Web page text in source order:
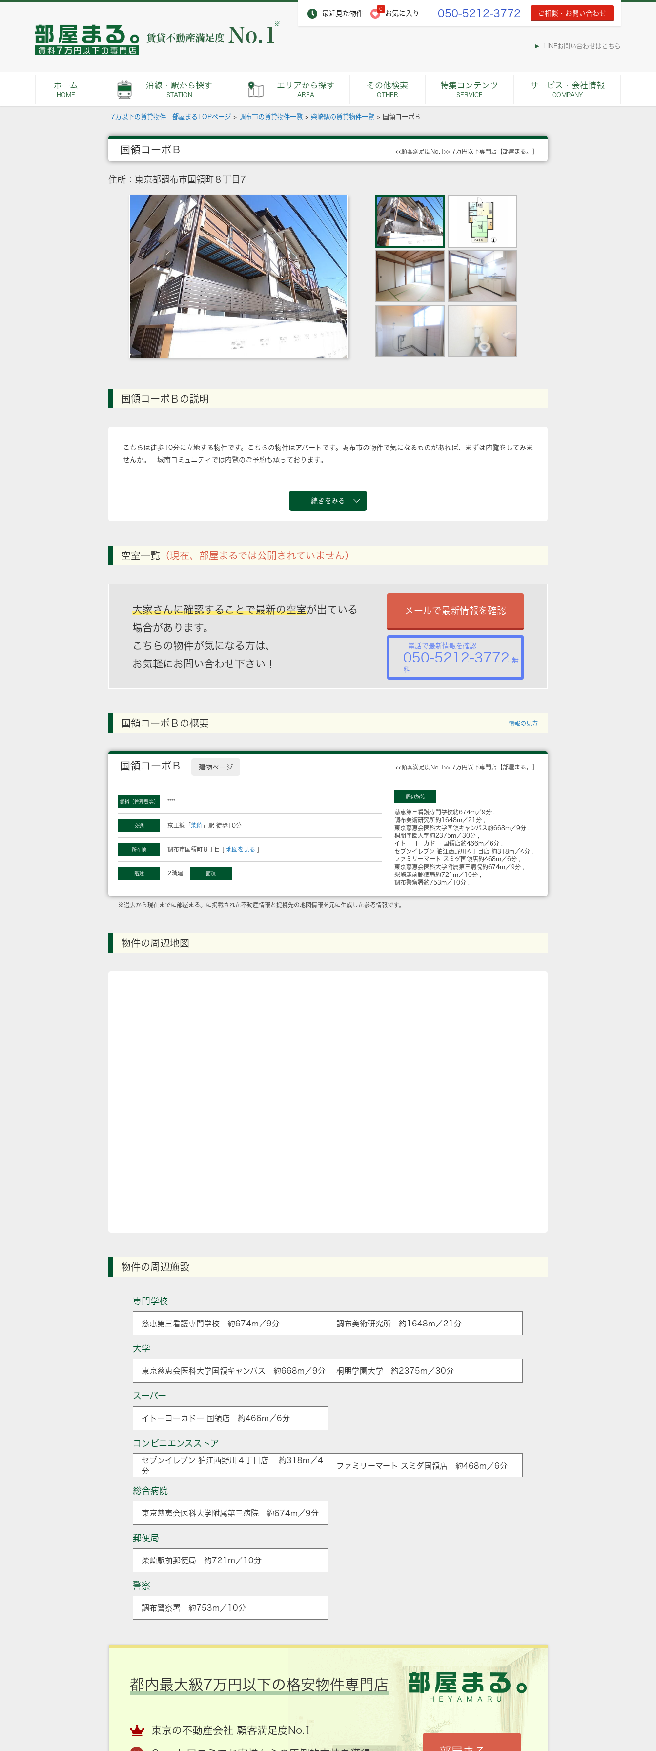
最近見た物件
0
お気に入り 050-5212-3772 ご相談・お問い合わせ
※
LINEお問い合わせはこちら
ホーム
HOME
沿線・駅から探す
STATION
エリアから探す
AREA
その他検索
OTHER
特集コンテンツ
SERVICE
サービス・会社情報
COMPANY
7万以下の賃貸物件 部屋まるTOPページ > 調布市の賃貸物件一覧 > 柴崎駅の賃貸物件一覧 > 国領コーポＢ
国領コーポＢ <<顧客満足度No.1>> 7万円以下専門店【部屋まる。】
住所：東京都調布市国領町８丁目7
国領コーポＢの説明
こちらは徒歩10分に立地する物件です。こちらの物件はアパートです。調布市の物件で気になるものがあれば、まずは内覧をしてみま
せんか。 城南コミュニティでは内覧のご予約も承っております。
続きをみる
空室一覧 （現在、部屋まるでは公開されていません）
大家さんに確認することで最新の空室が出ている
場合があります。
こちらの物件が気になる方は、
お気軽にお問い合わせ下さい！
メールで最新情報を確認
電話で最新情報を確認
050-5212-3772 無
料
国領コーポＢの概要 情報の見方
国領コーポＢ 建物ページ <<顧客満足度No.1>> 7万円以下専門店【部屋まる。】
賃料（管理費等） ****
交通 京王線「 柴崎 」駅 徒歩10分
所在地 調布市国領町８丁目 [ 地図を見る ]
階建 2階建 面積 -
周辺施設
慈恵第三看護専門学校約674m／9分
調布美術研究所約1648m／21分
東京慈恵会医科大学国領キャンパス約668m／9分
桐朋学園大学約2375m／30分
イトーヨーカドー 国領店約466m／6分
セブンイレブン 狛江西野川４丁目店 約318m／4分
ファミリーマート スミダ国領店約468m／6分
東京慈恵会医科大学附属第三病院約674m／9分
柴崎駅前郵便局約721m／10分
調布警察署約753m／10分
※過去から現在までに部屋まる。に掲載された不動産情報と提携先の地図情報を元に生成した参考情報です。
物件の周辺地図
物件の周辺施設
専門学校
慈恵第三看護専門学校 約674m／9分 調布美術研究所 約1648m／21分
大学
東京慈恵会医科大学国領キャンパス 約668m／9分 桐朋学園大学 約2375m／30分
スーパー
イトーヨーカドー 国領店 約466m／6分
コンビニエンスストア
セブンイレブン 狛江西野川４丁目店 約318m／4
分
ファミリーマート スミダ国領店 約468m／6分
総合病院
東京慈恵会医科大学附属第三病院 約674m／9分
郵便局
柴崎駅前郵便局 約721m／10分
警察
調布警察署 約753m／10分
都内最大級7万円以下の格安物件専門店
東京の不動産会社 顧客満足度No.1